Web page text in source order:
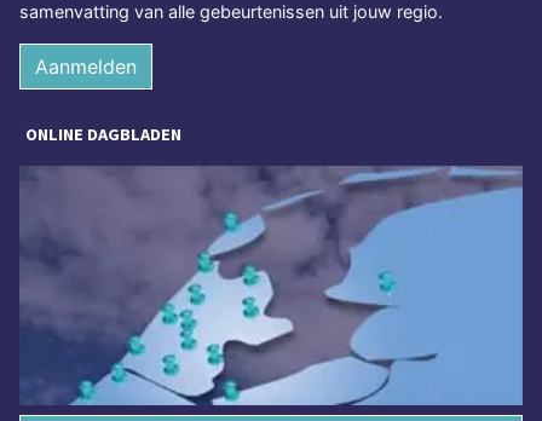
samenvatting van alle gebeurtenissen uit jouw regio.
Aanmelden
ONLINE DAGBLADEN